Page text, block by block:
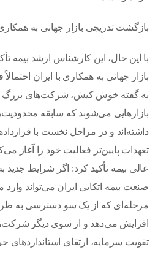
بازگشت تدریجی بازار جهانی به همکاری
با این حال، این کارشناس ارشد بیمه
بازار جهانی به همکاری با ایران
به گفته خوش کیش، شرکت‌های بزرگ
بازارهایی می‌شوند که سابقه
داشته‌اند و در مراحل نخست با
تعهدات پایین‌تر فعالیت خود را آغاز
عالی بیمه تأکید کرد: اگر شرایط جدید
صنعت بیمه اتکایی ایران می‌تواند
مرحله‌ای که از یک سو دسترسی به
افزایش می‌دهد و از سوی دیگر
تقویت سرمایه، ارتقای